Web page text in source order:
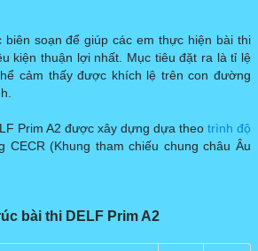
soạn để giúp các em thực hiện bài thi
kiện thuận lợi nhất. Mục tiêu đặt ra là tỉ lệ
cảm thấy được khích lệ trên con đường
Prim A2 được xây dựng dựa theo trình độ
CECR (Khung tham chiếu chung châu Âu
bài thi DELF Prim A2